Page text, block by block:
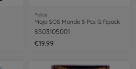
Police
Majo SOS Monde 5 Pcs Giftpack
8503105001
€19.99